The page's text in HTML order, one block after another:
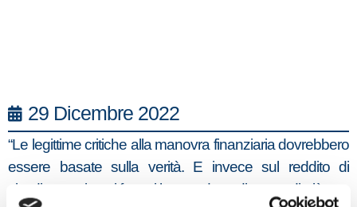
29 Dicembre 2022
“Le legittime critiche alla manovra finanziaria dovrebbero
essere basate sulla verità. E invece sul reddito di
cittadinanza i suoi fautori hanno detto di tutto e di più, ma